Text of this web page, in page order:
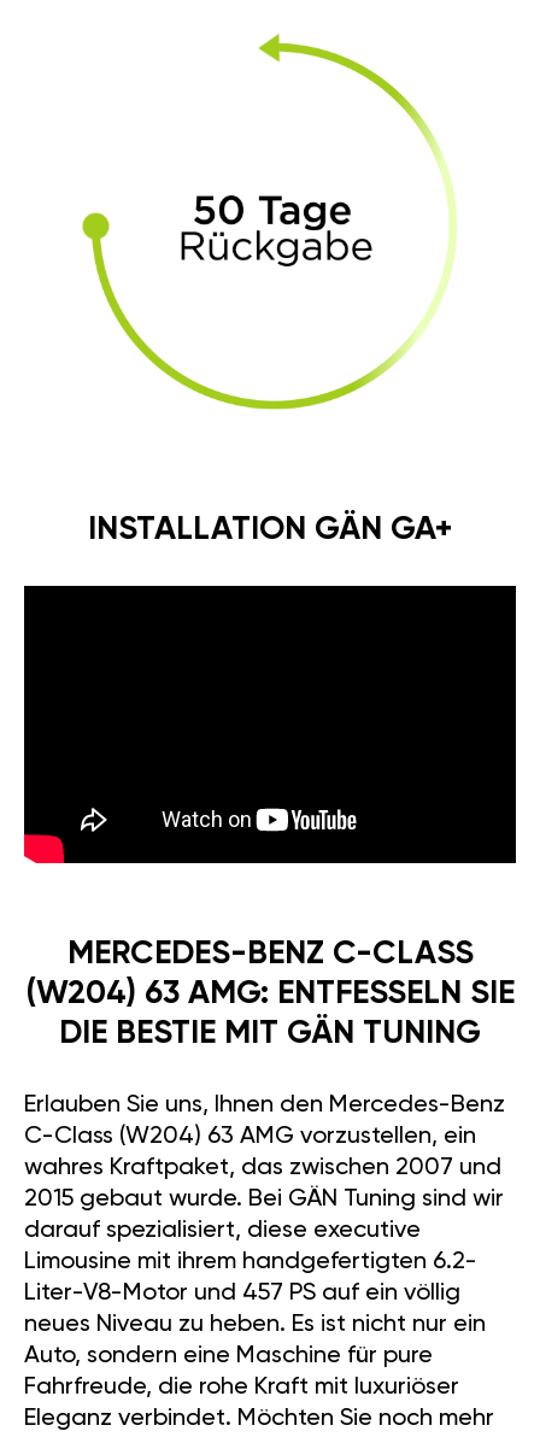
INSTALLATION GÄN GA+
MERCEDES-BENZ C-CLASS
(W204) 63 AMG: ENTFESSELN SIE
DIE BESTIE MIT GÄN TUNING
Erlauben Sie uns, Ihnen den Mercedes-Benz
C-Class (W204) 63 AMG vorzustellen, ein
wahres Kraftpaket, das zwischen 2007 und
2015 gebaut wurde. Bei GÄN Tuning sind wir
darauf spezialisiert, diese executive
Limousine mit ihrem handgefertigten 6.2-
Liter-V8-Motor und 457 PS auf ein völlig
neues Niveau zu heben. Es ist nicht nur ein
Auto, sondern eine Maschine für pure
Fahrfreude, die rohe Kraft mit luxuriöser
Eleganz verbindet. Möchten Sie noch mehr